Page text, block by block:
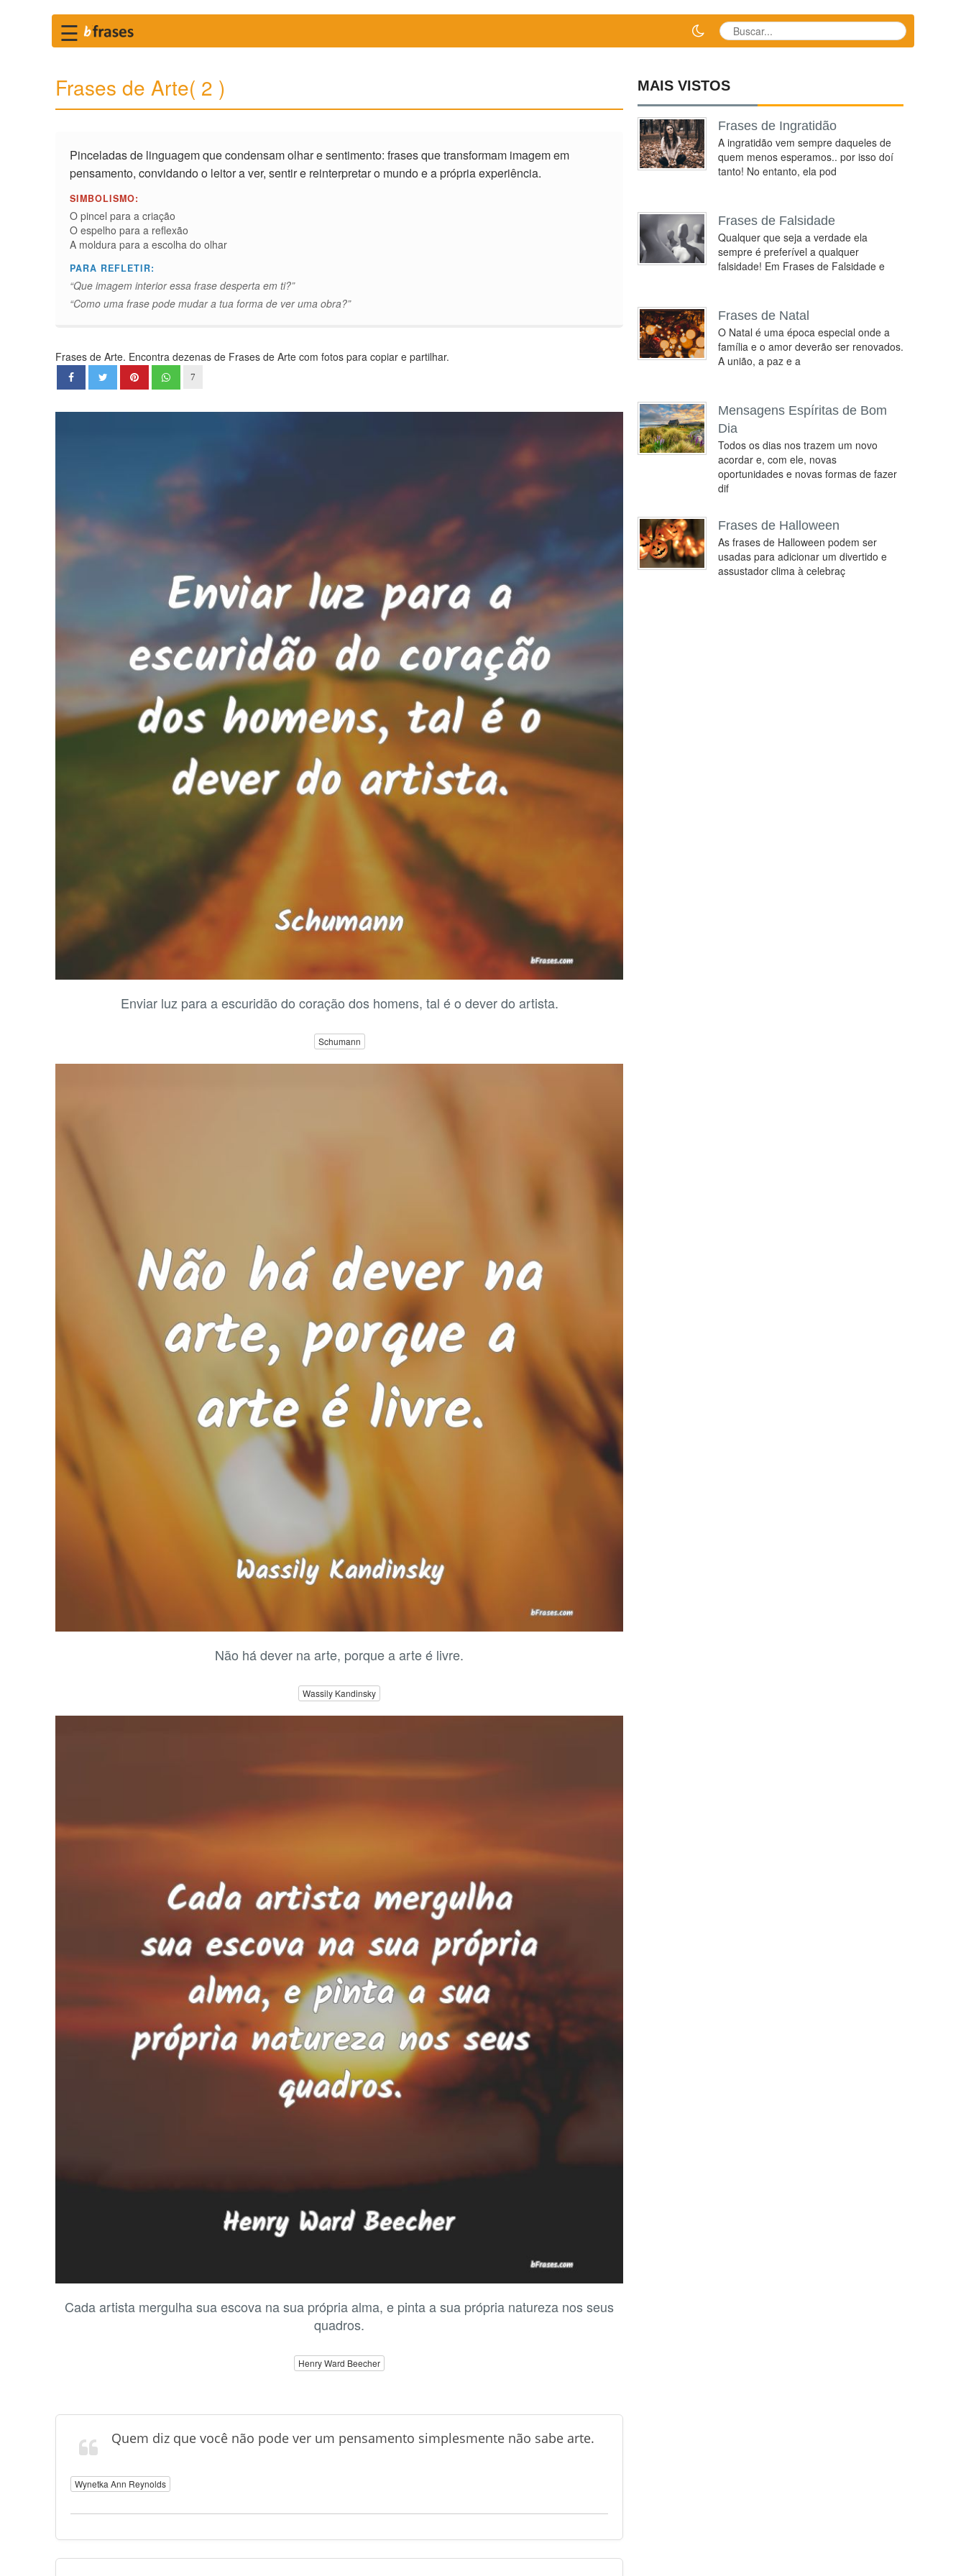
☰
Frases de Arte( 2 )
Pinceladas de linguagem que condensam olhar e sentimento: frases que transformam imagem em
pensamento, convidando o leitor a ver, sentir e reinterpretar o mundo e a própria experiência.
SIMBOLISMO:
O pincel para a criação
O espelho para a reflexão
A moldura para a escolha do olhar
PARA REFLETIR:
“Que imagem interior essa frase desperta em ti?”
“Como uma frase pode mudar a tua forma de ver uma obra?”
Frases de Arte. Encontra dezenas de Frases de Arte com fotos para copiar e partilhar.
7
Enviar luz para a escuridão do coração dos homens, tal é o dever do artista.
Schumann
Não há dever na arte, porque a arte é livre.
Wassily Kandinsky
Cada artista mergulha sua escova na sua própria alma, e pinta a sua própria natureza nos seus
quadros.
Henry Ward Beecher
Quem diz que você não pode ver um pensamento simplesmente não sabe arte.
Wynetka Ann Reynolds
MAIS VISTOS
Frases de Ingratidão
A ingratidão vem sempre daqueles de
quem menos esperamos.. por isso doí
tanto! No entanto, ela pod
Frases de Falsidade
Qualquer que seja a verdade ela
sempre é preferível a qualquer
falsidade! Em Frases de Falsidade e
Frases de Natal
O Natal é uma época especial onde a
família e o amor deverão ser renovados.
A união, a paz e a
Mensagens Espíritas de Bom
Dia
Todos os dias nos trazem um novo
acordar e, com ele, novas
oportunidades e novas formas de fazer
dif
Frases de Halloween
As frases de Halloween podem ser
usadas para adicionar um divertido e
assustador clima à celebraç